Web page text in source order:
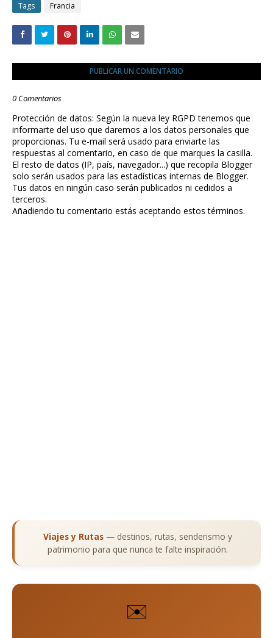
Tags Francia
PUBLICAR UN COMENTARIO
0 Comentarios
Protección de datos: Según la nueva ley RGPD tenemos que
informarte del uso que daremos a los datos personales que
proporcionas. Tu e-mail será usado para enviarte las
respuestas al comentario, en caso de que marques la casilla.
El resto de datos (IP, país, navegador...) que recopila Blogger
solo serán usados para las estadísticas internas de Blogger.
Tus datos en ningún caso serán publicados ni cedidos a
terceros.
Añadiendo tu comentario estás aceptando estos términos.
Viajes y Rutas — destinos, rutas, senderismo y
patrimonio para que nunca te falte inspiración.
✉️